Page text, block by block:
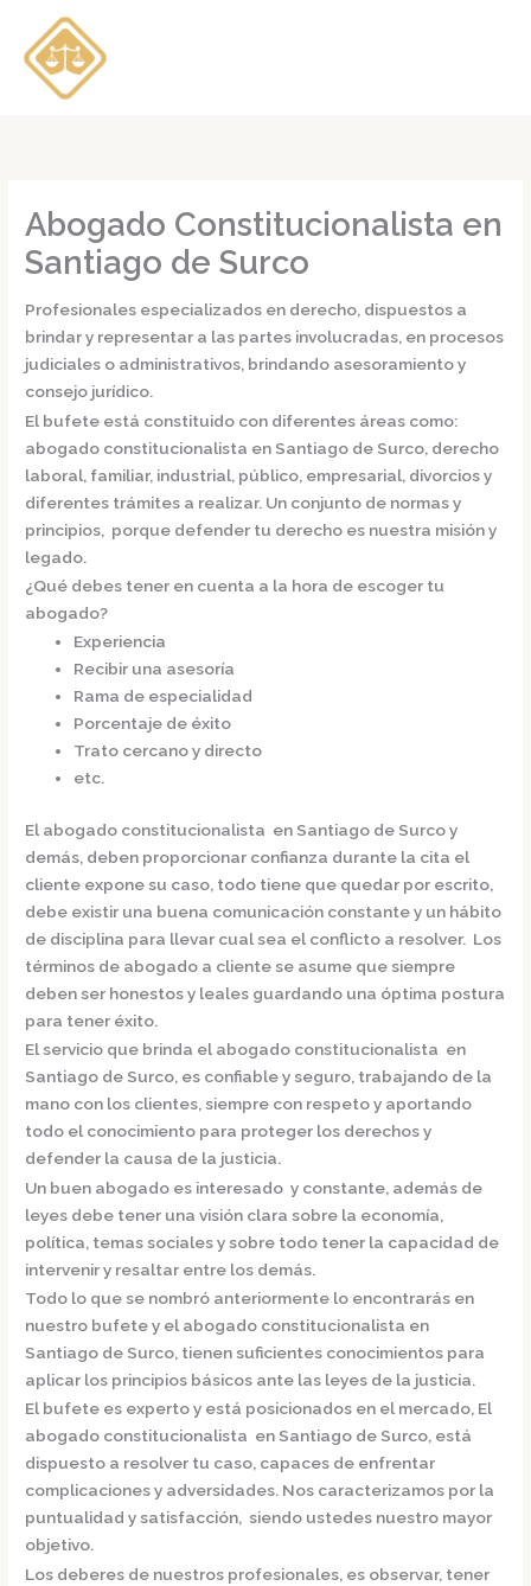
contenido
Abogado Constitucionalista en
Santiago de Surco
Profesionales especializados en derecho, dispuestos a
brindar y representar a las partes involucradas, en procesos
judiciales o administrativos, brindando asesoramiento y
consejo jurídico.
El bufete está constituido con diferentes áreas como:
abogado constitucionalista en Santiago de Surco, derecho
laboral, familiar, industrial, público, empresarial, divorcios y
diferentes trámites a realizar. Un conjunto de normas y
principios, porque defender tu derecho es nuestra misión y
legado.
¿Qué debes tener en cuenta a la hora de escoger tu
abogado?
Experiencia
Recibir una asesoría
Rama de especialidad
Porcentaje de éxito
Trato cercano y directo
etc.
El abogado constitucionalista en Santiago de Surcoy
demás, deben proporcionar confianza durante la cita el
cliente expone su caso, todo tiene que quedar por escrito,
debe existir una buena comunicación constante y un hábito
de disciplina para llevar cual sea el conflicto a resolver. Los
términos de abogado a cliente se asume que siempre
deben ser honestos y leales guardando una óptima postura
para tener éxito.
El servicio que brinda el abogado constitucionalista en
Santiago de Surco, es confiable y seguro, trabajando de la
mano con los clientes, siempre con respeto y aportando
todo el conocimiento para proteger los derechos y
defender la causa de la justicia.
Un buen abogado es interesado y constante, además de
leyes debe tener una visión clara sobre la economía,
política, temas sociales y sobre todo tener la capacidad de
intervenir y resaltar entre los demás.
Todo lo que se nombró anteriormente lo encontrarás en
nuestro bufete y el abogado constitucionalista en
Santiago de Surco, tienen suficientes conocimientos para
aplicar los principios básicos ante las leyes de la justicia.
El bufete es experto y está posicionados en el mercado, El
abogado constitucionalista en Santiago de Surco, está
dispuesto a resolver tu caso, capaces de enfrentar
complicaciones y adversidades. Nos caracterizamos por la
puntualidad y satisfacción, siendo ustedes nuestro mayor
objetivo.
Los deberes de nuestros profesionales, es observar, tener